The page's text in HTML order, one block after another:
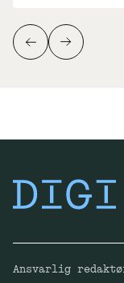
Ansvarlig